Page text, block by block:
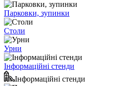
Парковки, зупинки
Столи
Урни
Інформаційні стенди
Інформаційні стенди